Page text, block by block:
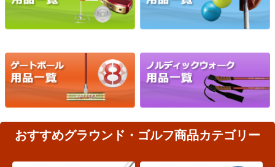
おすすめグラウンド・ゴルフ商品カテゴリー